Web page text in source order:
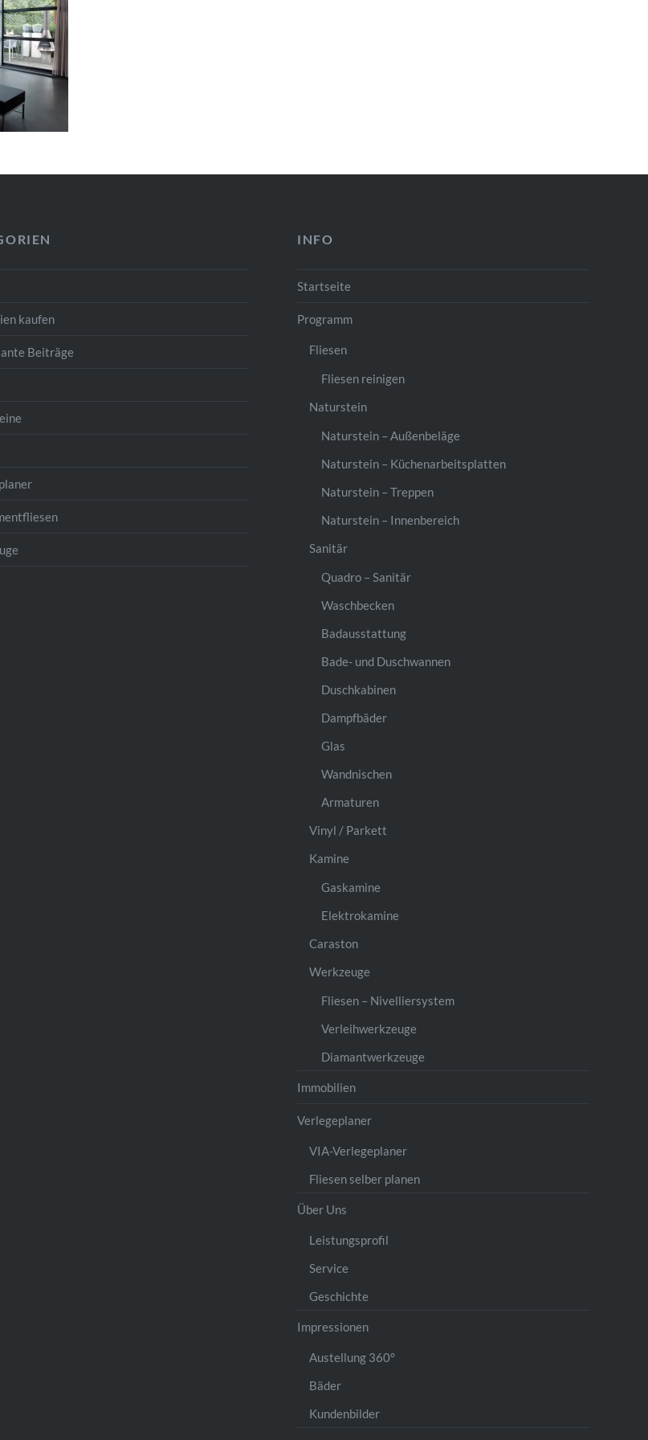
kaufen
Beiträge
INFO
Startseite
Programm
Fliesen
Fliesen reinigen
Naturstein
Naturstein – Außenbeläge
Naturstein – Küchenarbeitsplatten
Naturstein – Treppen
Naturstein – Innenbereich
Sanitär
Quadro – Sanitär
Waschbecken
Badausstattung
Bade- und Duschwannen
Duschkabinen
Dampfbäder
Glas
Wandnischen
Armaturen
Vinyl / Parkett
Kamine
Gaskamine
Elektrokamine
Caraston
Werkzeuge
Fliesen – Nivelliersystem
Verleihwerkzeuge
Diamantwerkzeuge
Immobilien
Verlegeplaner
VIA-Verlegeplaner
Fliesen selber planen
Über Uns
Leistungsprofil
Service
Geschichte
Impressionen
Austellung 360°
Bäder
Kundenbilder